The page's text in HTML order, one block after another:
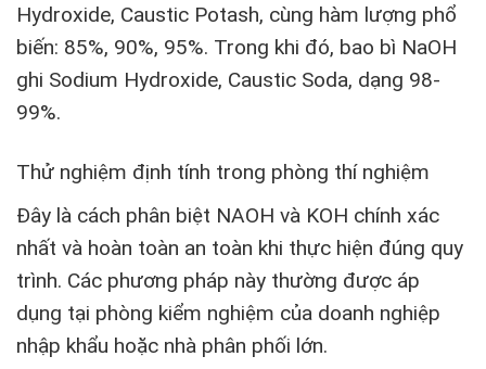
Hydroxide, Caustic Potash, cùng hàm lượng phổ
biến: 85%, 90%, 95%. Trong khi đó, bao bì NaOH
ghi Sodium Hydroxide, Caustic Soda, dạng 98-
99%.
Thử nghiệm định tính trong phòng thí nghiệm
Đây là cách phân biệt NAOH và KOH chính xác
nhất và hoàn toàn an toàn khi thực hiện đúng quy
trình. Các phương pháp này thường được áp
dụng tại phòng kiểm nghiệm của doanh nghiệp
nhập khẩu hoặc nhà phân phối lớn.